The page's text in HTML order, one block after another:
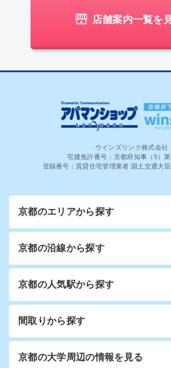
店舗案内一覧を
ウインズリンク株式会社
宅建免許番号：京都府知事（5）
登録番号：賃貸住宅管理業者 国土交通大
京都のエリアから探す
京都の沿線から探す
京都の人気駅から探す
間取りから探す
京都の大学周辺の情報を見る